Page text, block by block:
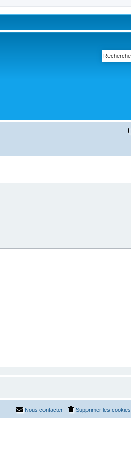
Supprimer les cookies
Nous contacter